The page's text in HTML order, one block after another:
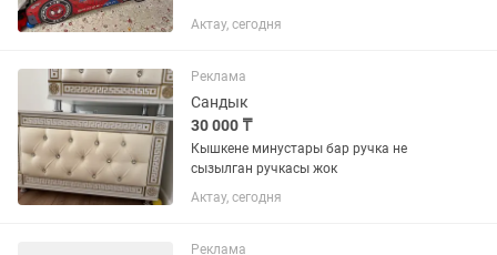
Актау, сегодня
Реклама
Сандык
30 000 ₸
Кышкене минустары бар ручка не
сызылган ручкасы жок
Актау, сегодня
Реклама